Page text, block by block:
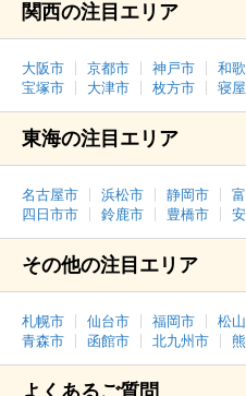
関西の注目エリア
大阪市 京都市 神戸市 和
宝塚市
大津市 枚方市 寝
東海の注目エリア
名古屋市 浜松市 静岡市
四日市市
鈴鹿市 豊橋市
その他の注目エリア
札幌市 仙台市 福岡市 松
青森市
函館市 北九州市
よくあるご質問